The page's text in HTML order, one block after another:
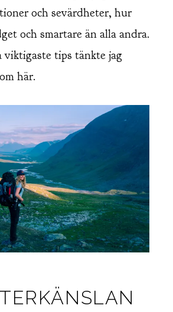
och sevärdheter, hur
och smartare än alla andra.
tips tänkte jag
här.